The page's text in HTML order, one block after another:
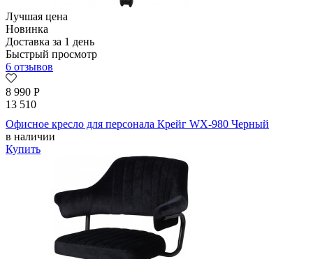
Лучшая цена
Новинка
Доставка за 1 день
Быстрый просмотр
6 отзывов
8 990 Р
13 510
Офисное кресло для персонала Крейг WX-980 Черный
в наличии
Купить